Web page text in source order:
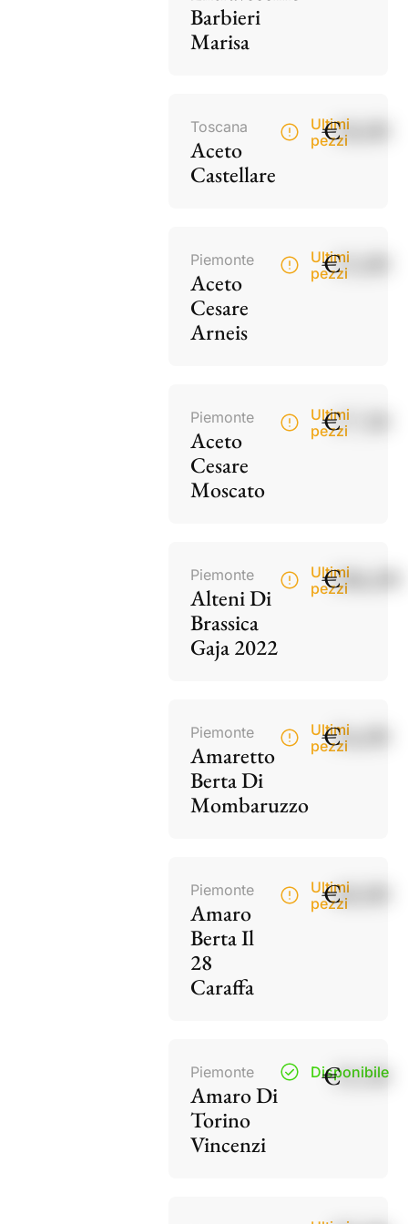
Barbieri
Marisa
Toscana
Aceto
Castellare
Ultimi
pezzi
€18,00
Piemonte
Aceto
Cesare
Arneis
Ultimi
pezzi
€15,00
Piemonte
Aceto
Cesare
Moscato
Ultimi
pezzi
€17,50
Piemonte
Alteni Di
Brassica
Gaja 2022
Ultimi
pezzi
€186,00
Piemonte
Amaretto
Berta Di
Mombaruzzo
Ultimi
pezzi
€34,00
Piemonte
Amaro
Berta Il
28
Caraffa
Ultimi
pezzi
€40,00
Piemonte
Amaro Di
Torino
Vincenzi
Disponibile
€15,50